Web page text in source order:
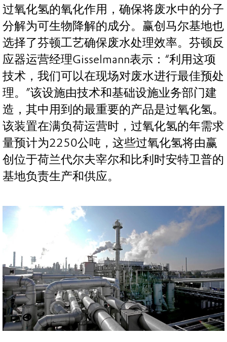
过氧化氢的氧化作用，确保将废水中的分子
分解为可生物降解的成分。赢创马尔基地也
选择了芬顿工艺确保废水处理效率。芬顿反
应器运营经理Gisselmann表示：“利用这项
技术，我们可以在现场对废水进行最佳预处
理。”该设施由技术和基础设施业务部门建
造，其中用到的最重要的产品是过氧化氢。
该装置在满负荷运营时，过氧化氢的年需求
量预计为2250公吨，这些过氧化氢将由赢
创位于荷兰代尔夫宰尔和比利时安特卫普的
基地负责生产和供应。